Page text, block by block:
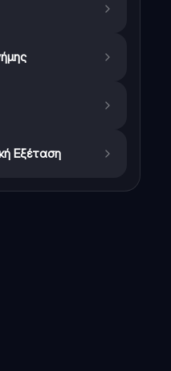
Εξέταση